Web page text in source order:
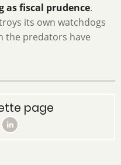
as fiscal prudence.
its own watchdogs
the predators have
page